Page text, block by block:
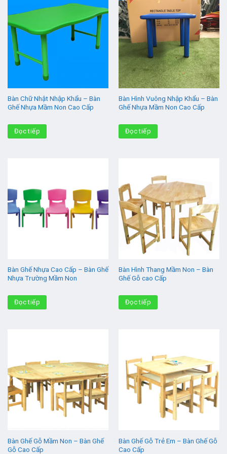
Bàn Chữ Nhật Nhập Khẩu – Bàn
Ghế Nhựa Mầm Non Cao Cấp
Đọc tiếp
Bàn Hình Vuông Nhập Khẩu – Bàn
Ghế Nhựa Mầm Non Cao Cấp
Đọc tiếp
Bàn Ghế Nhựa Cao Cấp – Bàn Ghế
Nhựa Trường Mầm Non
Đọc tiếp
Bàn Hình Thang Mầm Non – Bàn
Ghế Gỗ cao Cấp
Đọc tiếp
Bàn Ghế Gỗ Mầm Non – Bàn Ghế
Gỗ Cao Cấp
Bàn Ghế Gỗ Trẻ Em – Bàn Ghế Gỗ
Cao Cấp